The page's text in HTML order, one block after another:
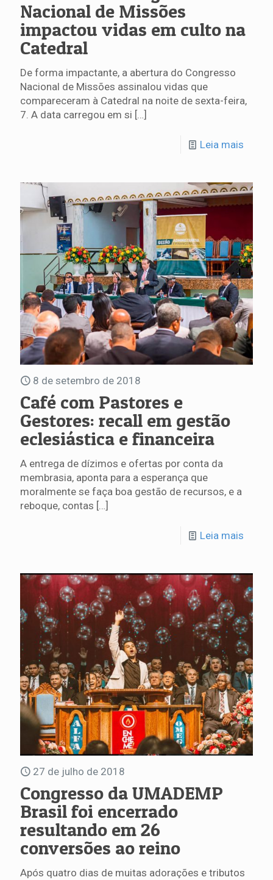
Nacional de Missões
impactou vidas em culto na
Catedral
De forma impactante, a abertura do Congresso
Nacional de Missões assinalou vidas que
compareceram à Catedral na noite de sexta-feira,
7. A data carregou em si […]
Leia mais
8 de setembro de 2018
Café com Pastores e
Gestores: recall em gestão
eclesiástica e financeira
A entrega de dízimos e ofertas por conta da
membrasia, aponta para a esperança que
moralmente se faça boa gestão de recursos, e a
reboque, contas […]
Leia mais
27 de julho de 2018
Congresso da UMADEMP
Brasil foi encerrado
resultando em 26
conversões ao reino
Após quatro dias de muitas adorações e tributos